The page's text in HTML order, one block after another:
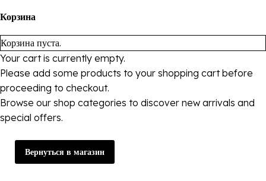
Корзина
Корзина пуста.
Your cart is currently empty.
Please add some products to your shopping cart before
proceeding to checkout.
Browse our shop categories to discover new arrivals and
special offers.
Вернуться в магазин